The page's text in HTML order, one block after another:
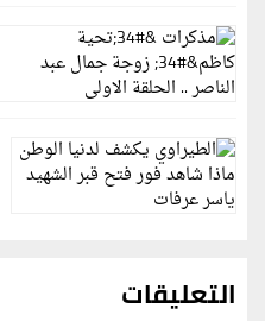
التعليقات